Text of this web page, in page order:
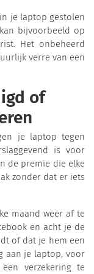
je laptop gestolen
bijvoorbeeld op
Het onbeheerd
verre van een
of
je laptop tegen
is voor
de premie die elke
zonder dat er iets
maand weer af te
en acht je de
of dat je hem een
aan je laptop, voor
verzekering te